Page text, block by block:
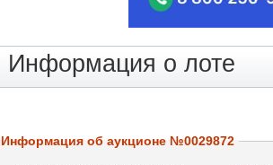
Информация о лоте
Информация об аукционе №0029872